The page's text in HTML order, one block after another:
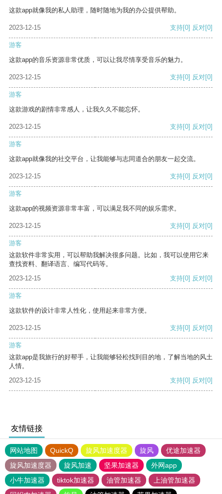
这款app就像我的私人助理，随时随地为我的办公提供帮助。
2023-12-15 支持[0] 反对[0]
游客
这款app的音乐资源非常优质，可以让我尽情享受音乐的魅力。
2023-12-15 支持[0] 反对[0]
游客
这款游戏的剧情非常感人，让我久久不能忘怀。
2023-12-15 支持[0] 反对[0]
游客
这款app就像我的社交平台，让我能够与志同道合的朋友一起交流。
2023-12-15 支持[0] 反对[0]
游客
这款app的视频资源非常丰富，可以满足我不同的娱乐需求。
2023-12-15 支持[0] 反对[0]
游客
这款软件非常实用，可以帮助我解决很多问题。比如，我可以使用它来
查找资料、翻译语言、编写代码等。
2023-12-15
支持[0] 反对[0]
游客
这款软件的设计非常人性化，使用起来非常方便。
2023-12-15 支持[0] 反对[0]
游客
这款app是我旅行的好帮手，让我能够轻松找到目的地，了解当地的风土
人情。
2023-12-15
支持[0] 反对[0]
友情链接
网站地图 QuickQ 旋风加速度器 旋风
优途加速器
旋风加速度器
旋风加速 坚果加速器
外网app
小牛加速器
tiktok加速器 油管加速器
上油管加速器